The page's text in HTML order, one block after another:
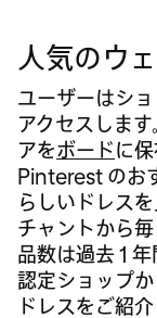
人気のウ
ユーザーはシ
アクセスしま
アをボード に
Pinterest のお
らしいドレス
チャントから
品数は過去 1
認定ショップ
ドレスをご紹介